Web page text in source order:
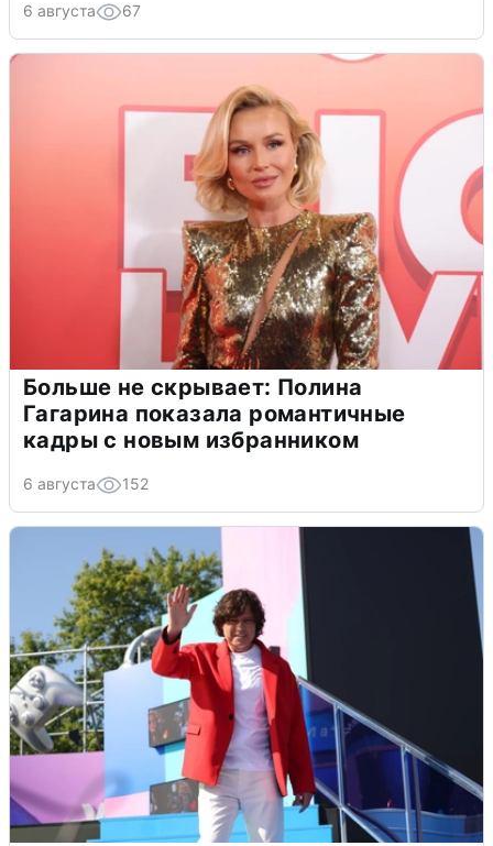
6 августа 67
Больше не скрывает: Полина
Гагарина показала романтичные
кадры с новым избранником
6 августа 152